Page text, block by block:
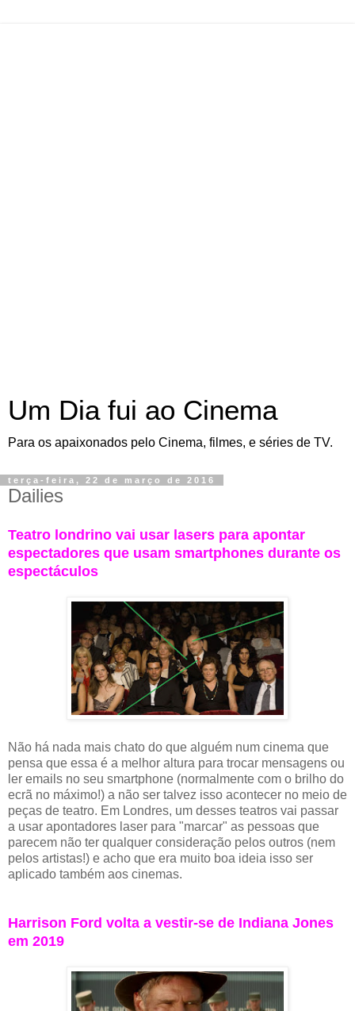
Um Dia fui ao Cinema
Para os apaixonados pelo Cinema, filmes, e séries de TV.
terça-feira, 22 de março de 2016
Dailies
Teatro londrino vai usar lasers para apontar
espectadores que usam smartphones durante os
espectáculos
Não há nada mais chato do que alguém num cinema que
pensa que essa é a melhor altura para trocar mensagens ou
ler emails no seu smartphone (normalmente com o brilho do
ecrã no máximo!) a não ser talvez isso acontecer no meio de
peças de teatro. Em Londres, um desses teatros vai passar
a usar apontadores laser para "marcar" as pessoas que
parecem não ter qualquer consideração pelos outros (nem
pelos artistas!) e acho que era muito boa ideia isso ser
aplicado também aos cinemas.
Harrison Ford volta a vestir-se de Indiana Jones
em 2019